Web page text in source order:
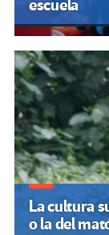
escuela
La cultura
o la del